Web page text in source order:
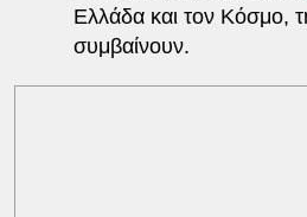
Ελλάδα και τον Κόσμο,
συμβαίνουν.